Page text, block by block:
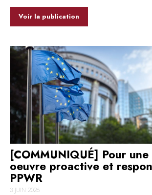
Voir la publication
[COMMUNIQUÉ] Pour une
oeuvre proactive et
PPWR
3 JUIN 2026